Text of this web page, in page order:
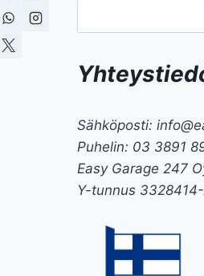
Sähköposti:
Puhelin: 03 3891
Easy Garage 247
Y-tunnus